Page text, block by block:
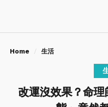
Home 生活
改運沒效果？命